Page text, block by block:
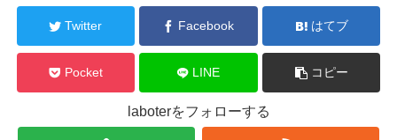
Twitter Facebook はてブ
Pocket LINE コピー
laboterをフォローする